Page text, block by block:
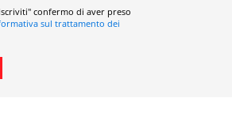
confermo di aver preso
sul trattamento dei